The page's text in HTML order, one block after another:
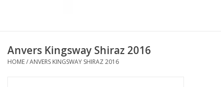
Bubbels & Vermout
Anvers Kingsway Shiraz 2016
HOME/ANVERS KINGSWAY SHIRAZ 2016